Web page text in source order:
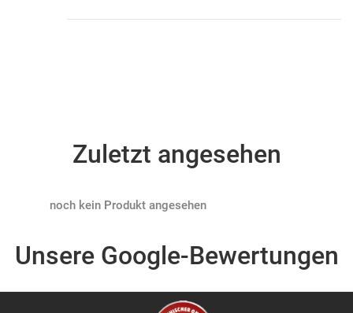
Zuletzt angesehen
Products not found
Unsere Google-Bewertungen